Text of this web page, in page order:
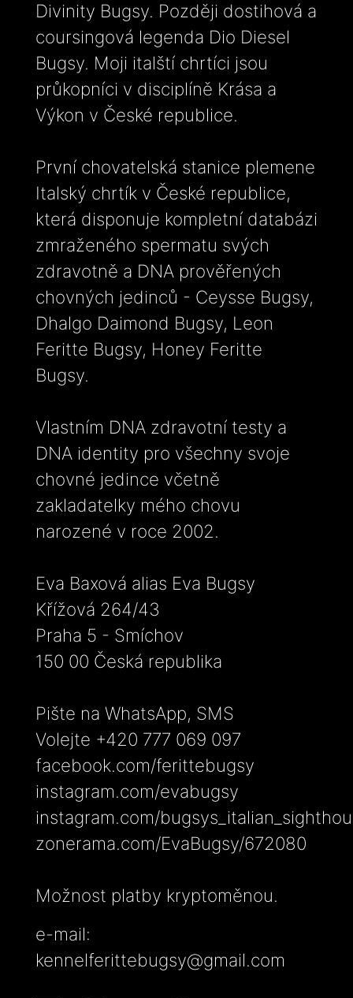
Divinity Bugsy. Později dostihová a
coursingová legenda Dio Diesel
Bugsy. Moji italští chrtíci jsou
průkopníci v disciplíně Krása a
Výkon v České republice.
První chovatelská stanice plemene
Italský chrtík v České republice,
která disponuje kompletní databázi
zmraženého spermatu svých
zdravotně a DNA prověřených
chovných jedinců - Ceysse Bugsy,
Dhalgo Daimond Bugsy, Leon
Feritte Bugsy, Honey Feritte
Bugsy.
Vlastním DNA zdravotní testy a
DNA identity pro všechny svoje
chovné jedince včetně
zakladatelky mého chovu
narozené v roce 2002.
Eva Baxová alias Eva Bugsy
Křížová 264/43
Praha 5 - Smíchov
150 00 Česká republika
Pište na WhatsApp, SMS
Volejte +420 777 069 097
facebook.com/ferittebugsy
instagram.com/evabugsy
instagram.com/
zonerama.com/EvaBugsy/672080
Možnost platby kryptoměnou.
e-mail:
kennelferittebugsy@gmail.com